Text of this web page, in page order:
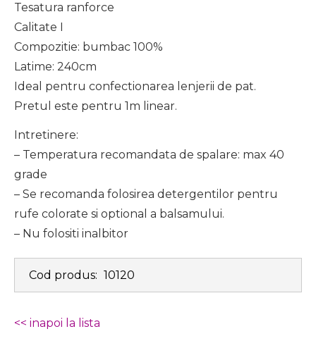
Tesatura ranforce
Calitate I
Compozitie: bumbac 100%
Latime: 240cm
Ideal pentru confectionarea lenjerii de pat.
Pretul este pentru 1m linear.
Intretinere:
– Temperatura recomandata de spalare: max 40
grade
– Se recomanda folosirea detergentilor pentru
rufe colorate si optional a balsamului.
– Nu folositi inalbitor
Cod produs: 10120
<< inapoi la lista